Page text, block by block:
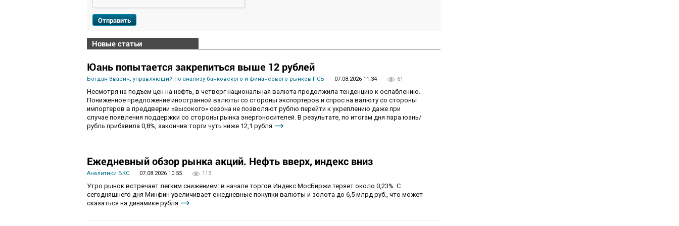
Отправить
Новые статьи
Юань попытается закрепиться выше 12 рублей
Богдан Зварич, управляющий по анализу банковского и финансового рынков ПСБ 07.08.2026 11:34 61
Несмотря на подъем цен на нефть, в четверг национальная валюта продолжила тенденцию к ослаблению.
Пониженное предложение иностранной валюты со стороны экспортеров и спрос на валюту со стороны
импортеров в преддверии «высокого» сезона не позволяют рублю перейти к укреплению даже при
случае появления поддержки со стороны рынка энергоносителей. В результате, по итогам дня пара юань/
рубль прибавила 0,8%, закончив торги чуть ниже 12,1 рубля.
Ежедневный обзор рынка акций. Нефть вверх, индекс вниз
Аналитики БКС 07.08.2026 10:55 113
Утро рынок встречает легким снижением: в начале торгов Индекс МосБиржи теряет около 0,23%. С
сегодняшнего дня Минфин увеличивает ежедневные покупки валюты и золота до 6,5 млрд руб., что может
сказаться на динамике рубля.